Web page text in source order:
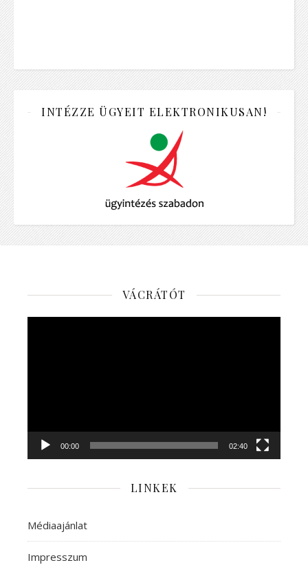
INTÉZZE ÜGYEIT ELEKTRONIKUSAN!
VÁCRÁTÓT
00:00 02:40
LINKEK
Médiaajánlat
Impresszum